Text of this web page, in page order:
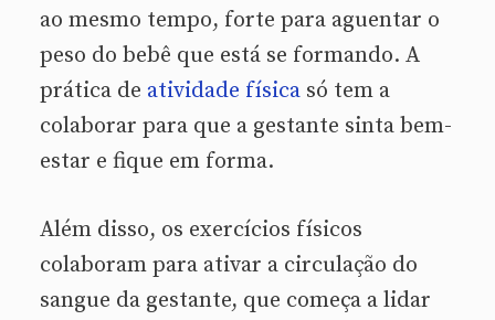
ao mesmo tempo, forte para aguentar o
peso do bebê que está se formando. A
prática de atividade física só tem a
colaborar para que a gestante sinta bem-
estar e fique em forma.
Além disso, os exercícios físicos
colaboram para ativar a circulação do
sangue da gestante, que começa a lidar